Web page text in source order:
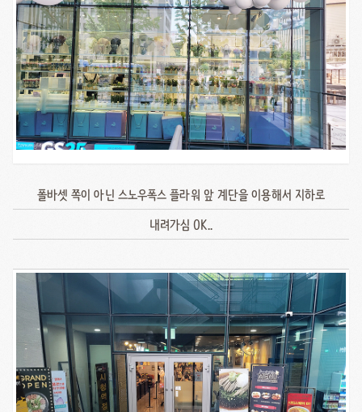
폴바셋 쪽이 아닌 스노우폭스 플라워 앞 계단을 이용해서 지하로
내려가심 OK..